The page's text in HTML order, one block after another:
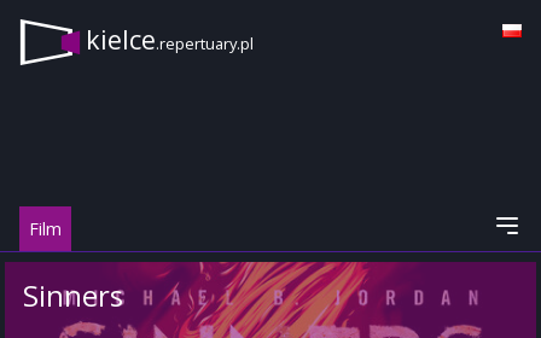
kielce.repertuary.pl
Film
Sinners